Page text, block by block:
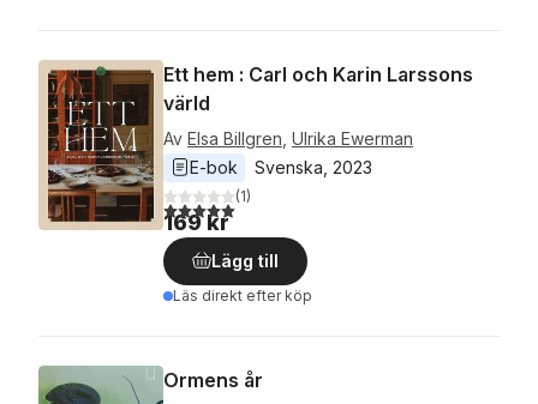
Ett hem : Carl och Karin Larssons
värld
Av Elsa Billgren Ulrika Ewerman
E-bok
Svenska 2023
5,0utav 5 stjärnor. Totalt antal röster:
(1)
169 kr
Lägg till
Läs direkt efter köp
Ormens år